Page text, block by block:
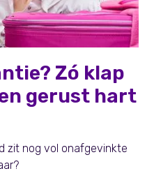
Zó klap
gerust hart
zit nog vol onafgevinkte